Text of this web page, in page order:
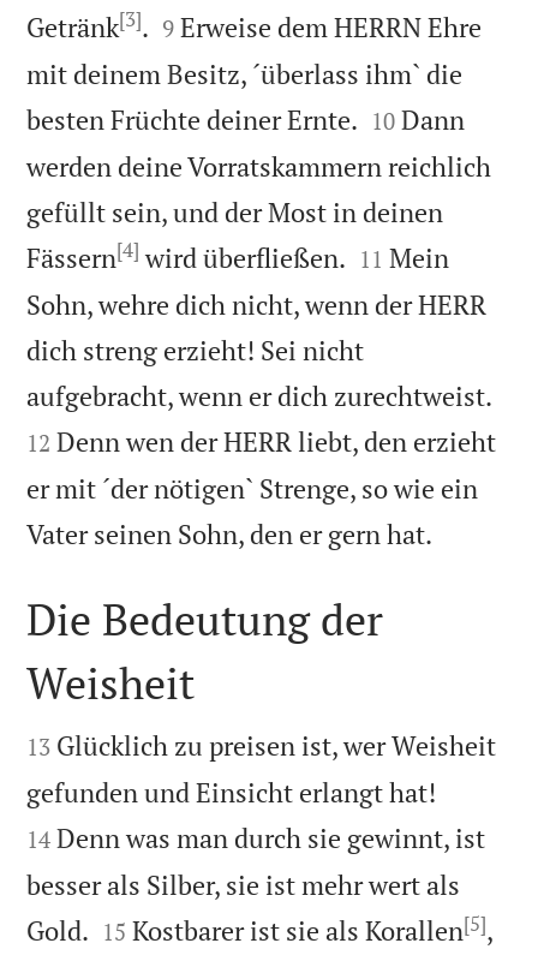
Getränk[3]. 

9 Erweise dem HERRN Ehre
mit deinem Besitz, ´überlass ihm` die
besten Früchte deiner Ernte. 

10 Dann
werden deine Vorratskammern reichlich
gefüllt sein, und der Most in deinen
Fässern[4] wird überfließen. 

11 Mein
Sohn, wehre dich nicht, wenn der HERR
dich streng erzieht! Sei nicht
aufgebracht, wenn er dich zurechtweist.
12 Denn wen der HERR liebt, den erzieht
er mit ´der nötigen` Strenge, so wie ein
Vater seinen Sohn, den er gern hat.

Die Bedeutung der
Weisheit

13 Glücklich zu preisen ist, wer Weisheit
gefunden und Einsicht erlangt hat!
14 Denn was man durch sie gewinnt, ist
besser als Silber, sie ist mehr wert als
Gold. 

15 Kostbarer ist sie als Korallen[5],